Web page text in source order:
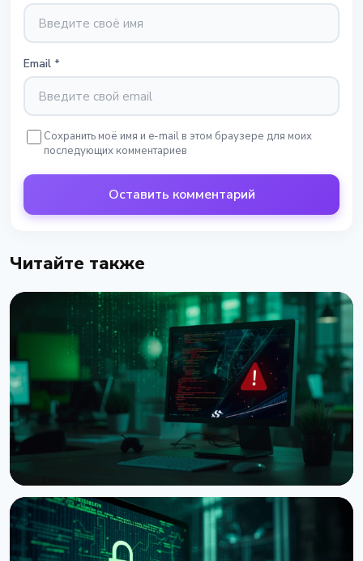
Email *
Сохранить моё имя и e-mail в этом браузере для моих
последующих комментариев
Оставить комментарий
Читайте также
НОВОСТЬ
BTCPay Server предупредил о критической
уязвимости под атакой